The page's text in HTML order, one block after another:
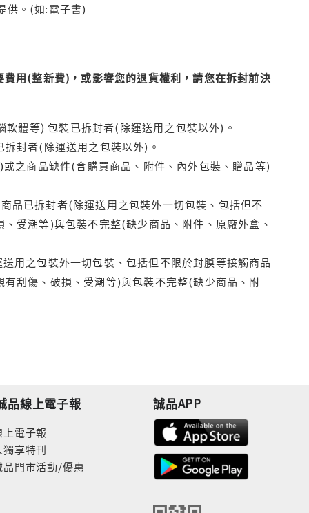
供。(如:電子書)
用(整新費)，或影響您的退貨權利，請您在拆封前決
體等) 包裝已拆封者(除運送用之包裝以外)。
封者(除運送用之包裝以外)。
之商品缺件(含購買商品、附件、內外包裝、贈品等)
品已拆封者(除運送用之包裝外一切包裝、包括但不
受潮等)與包裝不完整(缺少商品、附件、原廠外盒、
用之包裝外一切包裝、包括但不限於封膜等接觸商品
刮傷、破損、受潮等)與包裝不完整(缺少商品、附
品線上電子報
電子報
享特刊
品門市活動/優惠
誠品APP